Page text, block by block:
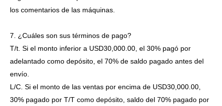
los comentarios de las máquinas.
7. ¿Cuáles son sus términos de pago?
T/t. Si el monto inferior a USD30,000.00, el 30% pagó por
adelantado como depósito, el 70% de saldo pagado antes del
envío.
L/C. Si el monto de las ventas por encima de USD30,000.00,
30% pagado por T/T como depósito, saldo del 70% pagado por